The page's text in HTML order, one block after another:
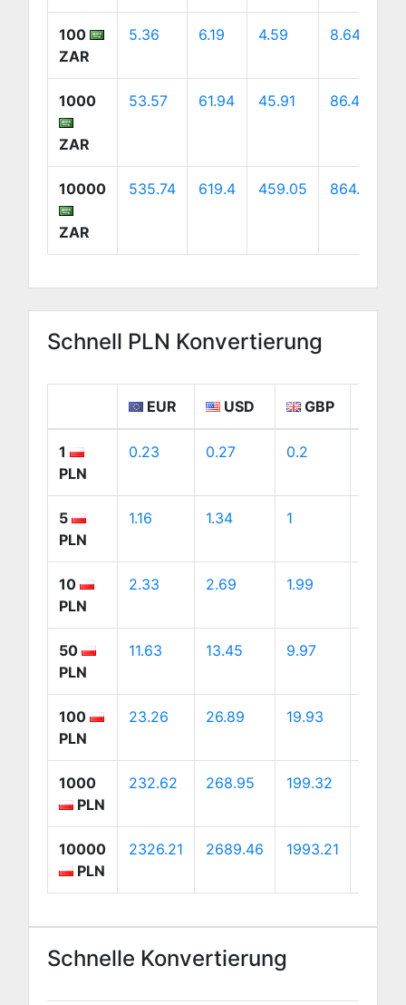
100
ZAR
5.36 6.19 4.59 8.64
1000
ZAR
53.57 61.94 45.91 86.4
10000
ZAR
535.74 619.4 459.05 864.01
Schnell PLN Konvertierung
EUR USD GBP
1
PLN
0.23 0.27 0.2
5
PLN
1.16 1.34 1
10
PLN
2.33 2.69 1.99
50
PLN
11.63 13.45 9.97
100
PLN
23.26 26.89 19.93
1000
PLN
232.62 268.95 199.32
10000
PLN
2326.21 2689.46 1993.21
Schnelle Konvertierung